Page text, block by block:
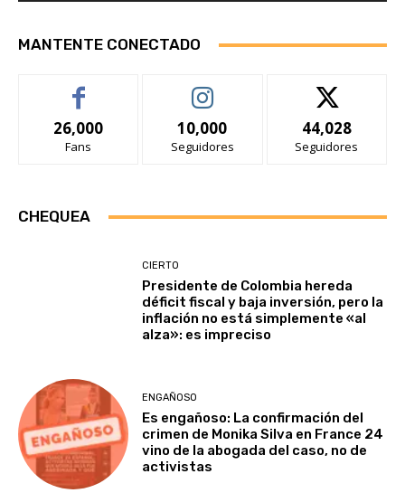
MANTENTE CONECTADO
26,000
Fans
10,000
Seguidores
44,028
Seguidores
CHEQUEA
CIERTO
Presidente de Colombia hereda
déficit fiscal y baja inversión, pero la
inflación no está simplemente «al
alza»: es impreciso
ENGAÑOSO
Es engañoso: La confirmación del
crimen de Monika Silva en France 24
vino de la abogada del caso, no de
activistas